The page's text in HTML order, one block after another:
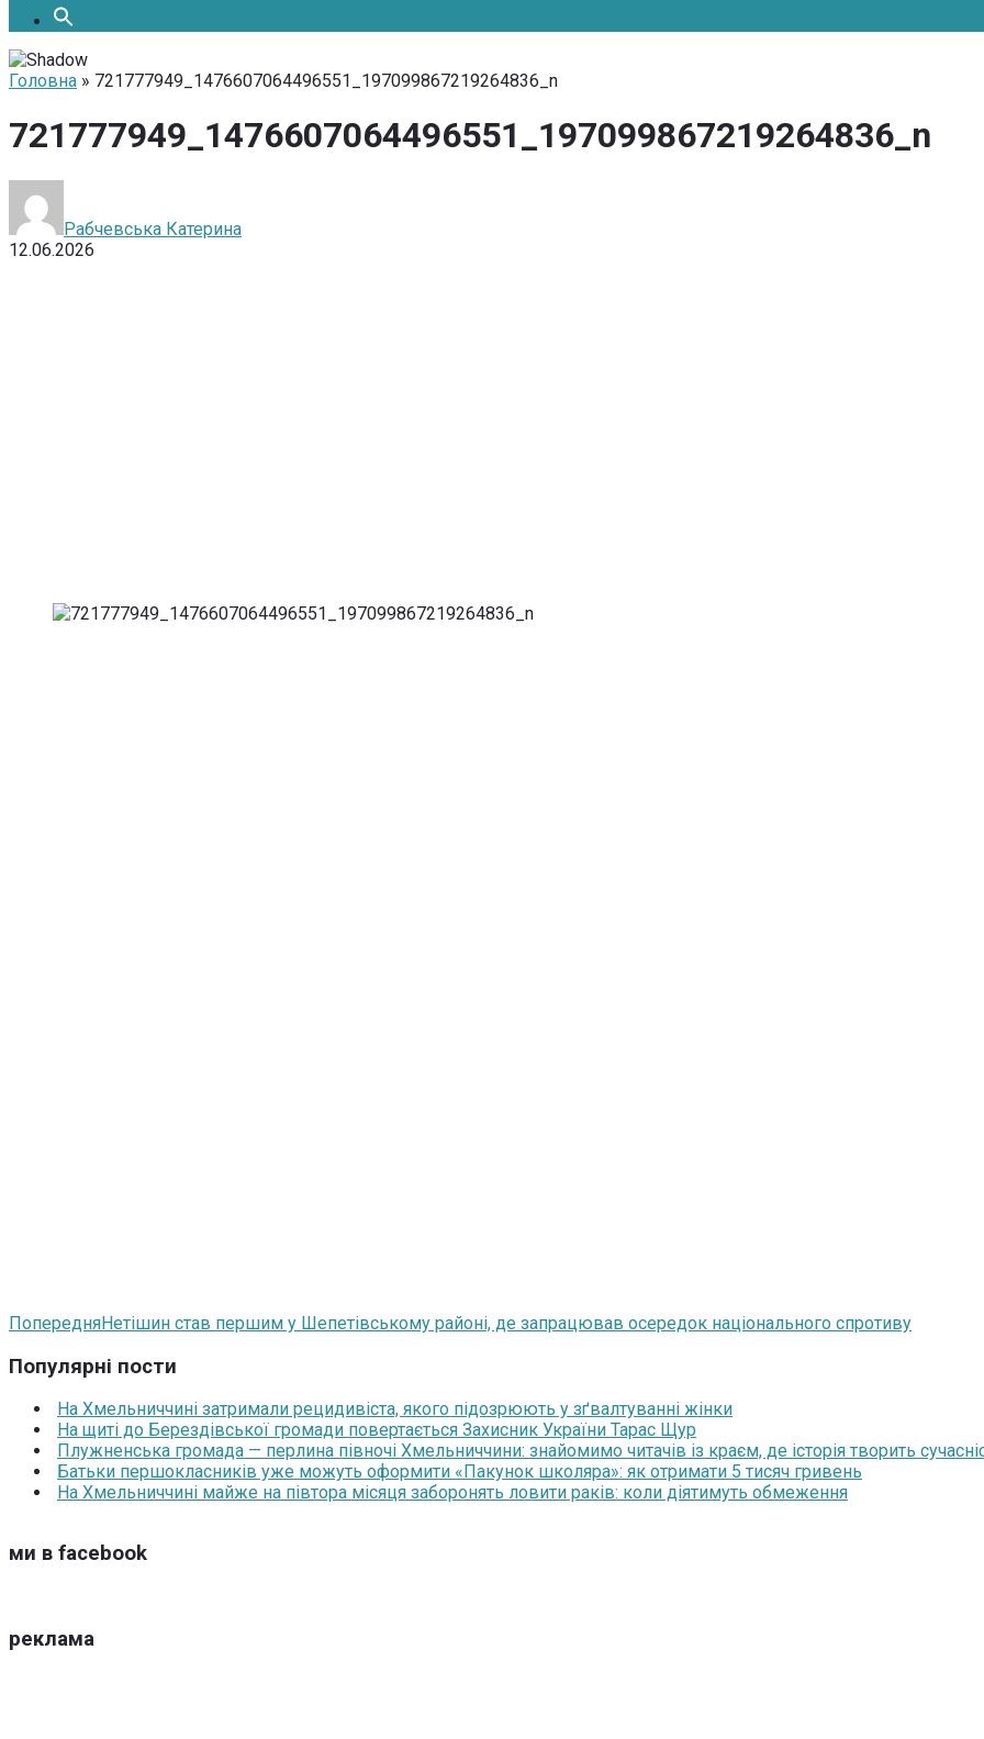
Головна » 721777949_1476607064496551_197099867219264836_n
721777949_1476607064496551_197099867219264836_n
Рабчевська Катерина
12.06.2026
ПопередняНетішин став першим у Шепетівському районі, де запрацював осередок національного спротиву
Популярні пости
На Хмельниччині затримали рецидивіста, якого підозрюють у зґвалтуванні жінки
На щиті до Берездівської громади повертається Захисник України Тарас Щур
Плужненська громада — перлина півночі Хмельниччини: знайомимо читачів із краєм, де історія творить
Батьки першокласників уже можуть оформити «Пакунок школяра»: як отримати 5 тисяч гривень
На Хмельниччині майже на півтора місяця заборонять ловити раків: коли діятимуть обмеження
ми в facebook
реклама